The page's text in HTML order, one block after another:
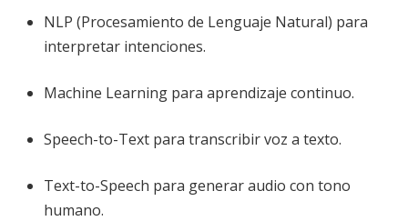
NLP (Procesamiento de Lenguaje Natural) para
interpretar intenciones.
Machine Learning para aprendizaje continuo.
Speech-to-Text para transcribir voz a texto.
Text-to-Speech para generar audio con tono
humano.